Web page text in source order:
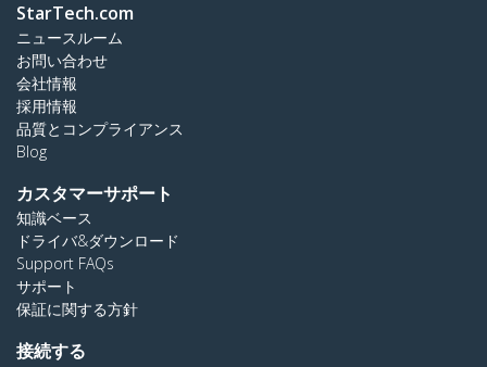
StarTech.com
ニュースルーム
お問い合わせ
会社情報
採用情報
品質とコンプライアンス
Blog
カスタマーサポート
知識ベース
ドライバ&ダウンロード
Support FAQs
サポート
保証に関する方針
接続する